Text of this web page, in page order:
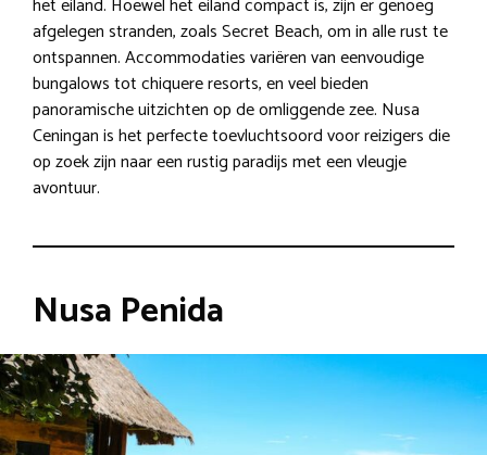
het eiland. Hoewel het eiland compact is, zijn er genoeg
afgelegen stranden, zoals Secret Beach, om in alle rust te
ontspannen. Accommodaties variëren van eenvoudige
bungalows tot chiquere resorts, en veel bieden
panoramische uitzichten op de omliggende zee. Nusa
Ceningan is het perfecte toevluchtsoord voor reizigers die
op zoek zijn naar een rustig paradijs met een vleugje
avontuur.
Nusa Penida